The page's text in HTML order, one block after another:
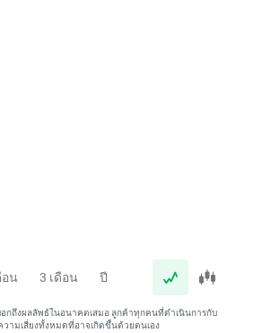
อน 3 เดือน ปี
กถึงผลลัพธ์ในอนาคตเสมอ ลูกค้าทุกคนที่ดำเนินการกับ
ามเสี่ยงทั้งหมดที่อาจเกิดขึ้นด้วยตนเอง